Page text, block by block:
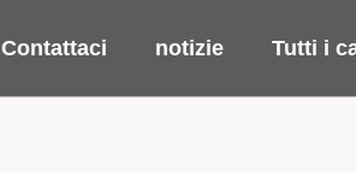
Contattaci notizie Tutti i